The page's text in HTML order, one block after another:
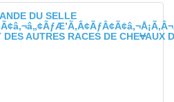
DU SELLE
AUTRES RACES DE CHEVAUX